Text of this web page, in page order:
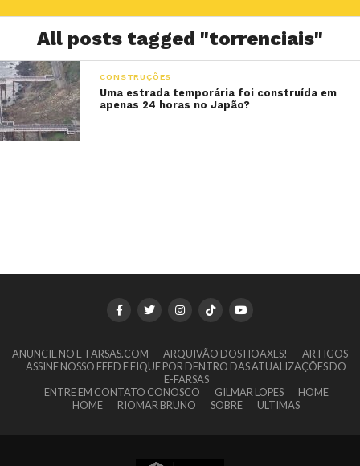
All posts tagged "torrenciais"
CONSTRUÇÕES
Uma estrada temporária foi construída em
apenas 24 horas no Japão?
ANUNCIE NO E-FARSAS.COM ARQUIVÃO DOS HOAXES!
ARTIGOS
ASSINE NOSSO FEED E FIQUE POR DENTRO DAS ATUALIZAÇÕES DO
E-FARSAS
ENTRE EM CONTATO CONOSCO
GILMAR LOPES
HOME
HOME
RIOMAR BRUNO SOBRE ULTIMAS